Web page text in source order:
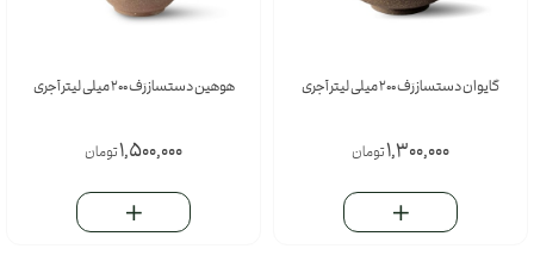
گایوان دستساز رَف 200 میلی لیتر آجری
1,300,000تومان
هوهین دستساز رَف 200 میلی لیتر آجری
1,500,000تومان